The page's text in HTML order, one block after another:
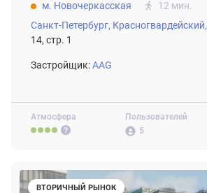
Атмосфера
Пользователей
5
м. Новочеркасская
12 мин.
Санкт-Петербург, Красногвардейский,
14, стр. 1
Застройщик:AAG
ВТОРИЧНЫЙ РЫНОК